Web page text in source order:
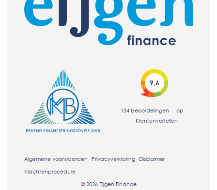
9,6
134 beoordelingen
op
Klantenvertellen
© 2026 Eijgen Finance
Algemene voorwaarden Privacyverklaring
Disclaimer
Klachtenprocedure